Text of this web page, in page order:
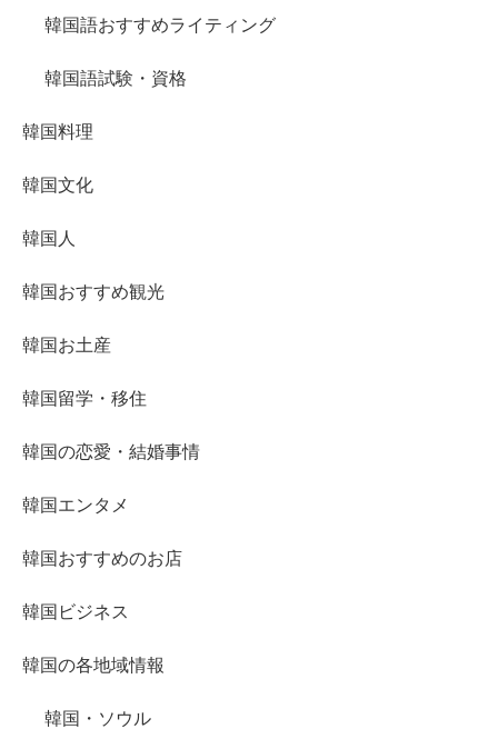
韓国語おすすめライティング
韓国語試験・資格
韓国料理
韓国文化
韓国人
韓国おすすめ観光
韓国お土産
韓国留学・移住
韓国の恋愛・結婚事情
韓国エンタメ
韓国おすすめのお店
韓国ビジネス
韓国の各地域情報
韓国・ソウル